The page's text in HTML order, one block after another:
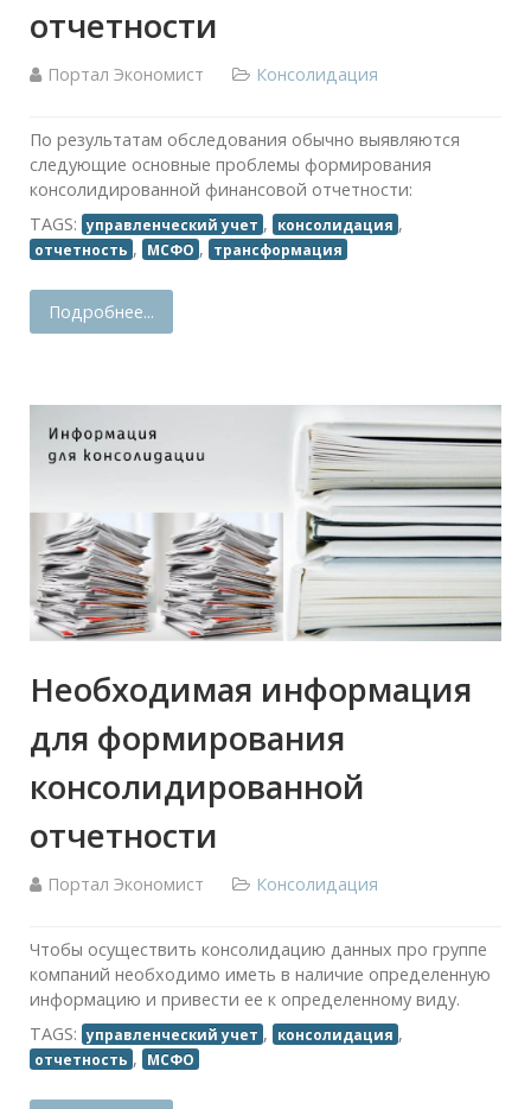
отчетности
Портал Экономист Консолидация
По результатам обследования обычно выявляются
следующие основные проблемы формирования
консолидированной финансовой отчетности:
TAGS: управленческий учет , консолидация ,
отчетность , МСФО , трансформация
Подробнее...
Необходимая информация
для формирования
консолидированной
отчетности
Портал Экономист Консолидация
Чтобы осуществить консолидацию данных про группе
компаний необходимо иметь в наличие определенную
информацию и привести ее к определенному виду.
TAGS: управленческий учет , консолидация ,
отчетность , МСФО